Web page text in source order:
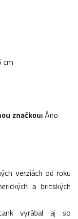
cm
značkou:Áno
verziách od roku
a britských
vyrábal aj so